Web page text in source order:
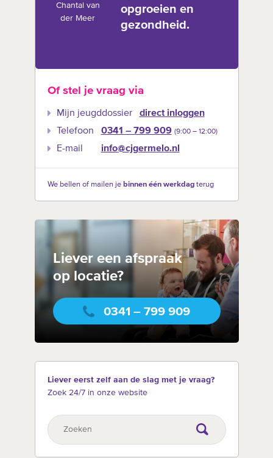
Chantal van
der Meer
opgroeien en
gezondheid.
Of stel je vraag via
Mijn jeugddossier
direct inloggen
Telefoon
0341 – 799 909 (9:00 –‍ 12:00)
E-mail info@cjgermelo.nl
We bellen of mailen je binnen één werkdagterug
Liever een afspraak
op locatie?
0341 – 799 909
Liever eerst zelf aan de slag met je vraag?
Zoek 24/7 in onze website